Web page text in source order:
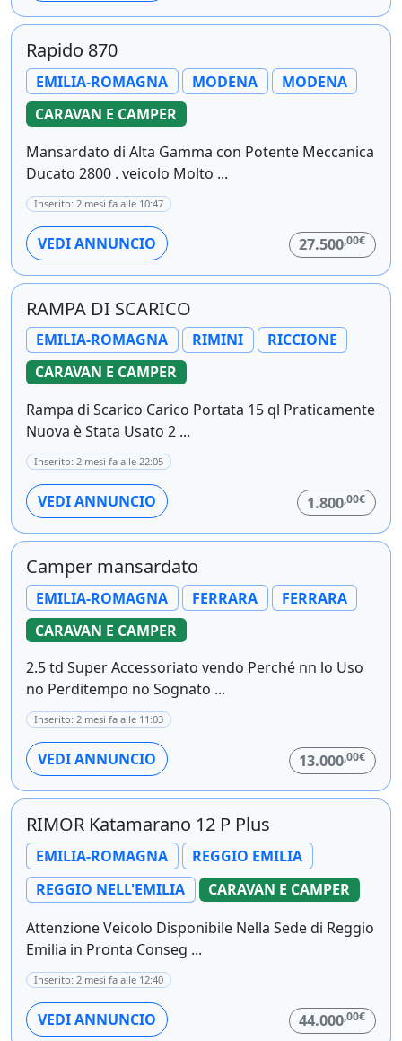
Rapido 870
EMILIA-ROMAGNA MODENA
MODENA
CARAVAN E CAMPER
Mansardato di Alta Gamma con Potente Meccanica
Ducato 2800 . veicolo Molto ...
Inserito: 2 mesi fa alle 10:47
VEDI ANNUNCIO 27.500,00€
RAMPA DI SCARICO
EMILIA-ROMAGNA RIMINI
RICCIONE
CARAVAN E CAMPER
Rampa di Scarico Carico Portata 15 ql Praticamente
Nuova è Stata Usato 2 ...
Inserito: 2 mesi fa alle 22:05
VEDI ANNUNCIO 1.800,00€
Camper mansardato
EMILIA-ROMAGNA FERRARA
FERRARA
CARAVAN E CAMPER
2.5 td Super Accessoriato vendo Perché nn lo Uso
no Perditempo no Sognato ...
Inserito: 2 mesi fa alle 11:03
VEDI ANNUNCIO 13.000,00€
RIMOR Katamarano 12 P Plus
EMILIA-ROMAGNA
REGGIO EMILIA
REGGIO NELL'EMILIA
CARAVAN E CAMPER
Attenzione Veicolo Disponibile Nella Sede di Reggio
Emilia in Pronta Conseg ...
Inserito: 2 mesi fa alle 12:40
VEDI ANNUNCIO 44.000,00€